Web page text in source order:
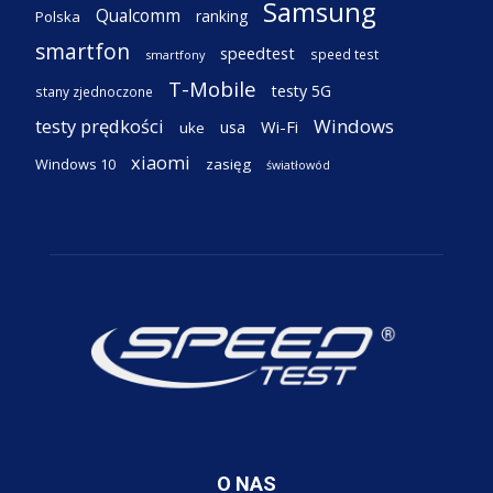
Polska Qualcomm ranking Samsung
smartfon smartfony speedtest speed test
stany zjednoczone T-Mobile testy 5G
testy prędkości uke usa Wi-Fi Windows
Windows 10 xiaomi zasięg światłowód
O NAS